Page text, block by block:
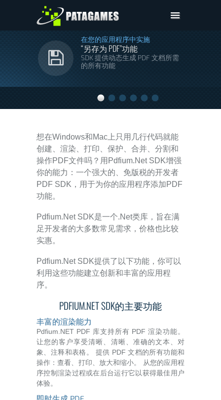
Pdfium.Net SDK
技术支持
公司
下载
在您的应用程序中实施
“另存为 PDF”功能
SDK 提供动态生成 PDF 文档所需
的所有功能
想在Windows和Mac上只用几行代码就能
创建、渲染、打印、保护、合并、分割和
操作PDF文件吗？用Pdfium.Net SDK增强
你的能力：一个强大的、免版税的开发者
PDF SDK，用于为你的应用程序添加PDF
功能。
Pdfium.Net SDK是一个.Net类库，旨在满
足开发者的大多数常见需求，价格也比较
实惠。
Pdfium.Net SDK提供了以下功能，你可以
利用这些功能建立创新和丰富的应用程
序。
PDFIUM.NET SDK的主要功能
丰富的渲染能力
Pdfium.NET PDF 库支持所有 PDF 渲染功能。
让您的客户享受清晰、清晰、准确的文本、对
象、注释和表格。 提供 PDF 文档的所有功能和
操作：查看、打印、放大和缩小。 从您的应用程
序控制渲染过程或在后台运行它以获得最佳用户
体验。